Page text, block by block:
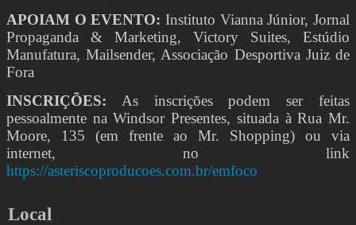
APOIAM O EVENTO: Instituto Vianna Júnior, Jornal
Propaganda & Marketing, Victory Suites, Estúdio
Manufatura, Mailsender, Associação Desportiva Juiz de
Fora
INSCRIÇÕES: As inscrições podem ser feitas
pessoalmente na Windsor Presentes, situada à Rua Mr.
Moore, 135 (em frente ao Mr. Shopping) ou via
internet, no link
https://asteriscoproducoes.com.br/emfoco
Local